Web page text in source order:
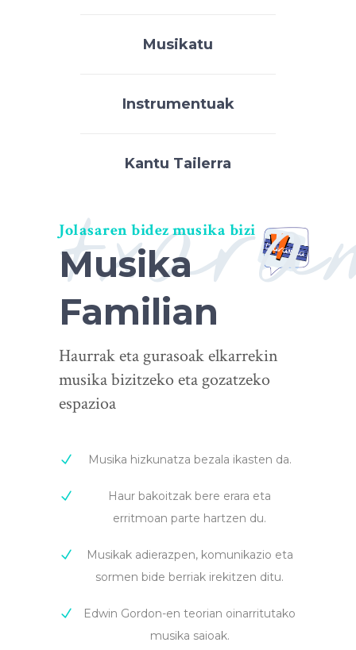
Musikatu
Instrumentuak
Kantu Tailerra
Jolasaren bidez musika bizi
Musika
Familian
Haurrak eta gurasoak elkarrekin
musika bizitzeko eta gozatzeko
espazioa
Musika hizkunatza bezala ikasten da.
Haur bakoitzak bere erara eta
erritmoan parte hartzen du.
Musikak adierazpen, komunikazio eta
sormen bide berriak irekitzen ditu.
Edwin Gordon-en teorian oinarritutako
musika saioak.